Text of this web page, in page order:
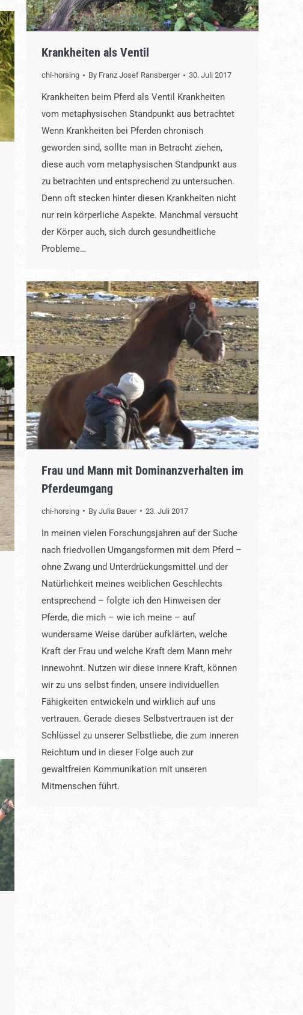
Krankheiten als Ventil
chi-horsing By Franz Josef Ransberger 30. Juli 2017
Krankheiten beim Pferd als Ventil Krankheiten
vom metaphysischen Standpunkt aus betrachtet
Wenn Krankheiten bei Pferden chronisch
geworden sind, sollte man in Betracht ziehen,
diese auch vom metaphysischen Standpunkt aus
zu betrachten und entsprechend zu untersuchen.
Denn oft stecken hinter diesen Krankheiten nicht
nur rein körperliche Aspekte. Manchmal versucht
der Körper auch, sich durch gesundheitliche
Probleme…
Frau und Mann mit Dominanzverhalten im
Pferdeumgang
chi-horsing By Julia Bauer 23. Juli 2017
In meinen vielen Forschungsjahren auf der Suche
nach friedvollen Umgangsformen mit dem Pferd –
ohne Zwang und Unterdrückungsmittel und der
Natürlichkeit meines weiblichen Geschlechts
entsprechend – folgte ich den Hinweisen der
Pferde, die mich – wie ich meine – auf
wundersame Weise darüber aufklärten, welche
Kraft der Frau und welche Kraft dem Mann mehr
innewohnt. Nutzen wir diese innere Kraft, können
wir zu uns selbst finden, unsere individuellen
Fähigkeiten entwickeln und wirklich auf uns
vertrauen. Gerade dieses Selbstvertrauen ist der
Schlüssel zu unserer Selbstliebe, die zum inneren
Reichtum und in dieser Folge auch zur
gewaltfreien Kommunikation mit unseren
Mitmenschen führt.